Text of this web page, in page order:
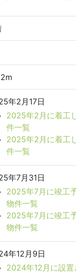
年2月17日
2025年2月に着工
件一覧
2025年2月に着工
件一覧
年7月31日
2025年7月に竣工
物件一覧
2025年7月に竣工
物件一覧
年12月9日
2024年12月に設